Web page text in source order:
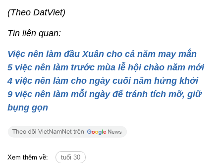
(Theo DatViet)
Tin liên quan:
Việc nên làm đầu Xuân cho cả năm may mắn
5 việc nên làm trước mùa lễ hội chào năm mới
4 việc nên làm cho ngày cuối năm hứng khởi
9 việc nên làm mỗi ngày để tránh tích mỡ, giữ
bụng gọn
Xem thêm về: tuổi 30